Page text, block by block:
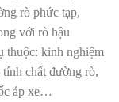
rò phức tạp,
với rò hậu
thuộc: kinh nghiệm
chất đường rò,
áp xe…